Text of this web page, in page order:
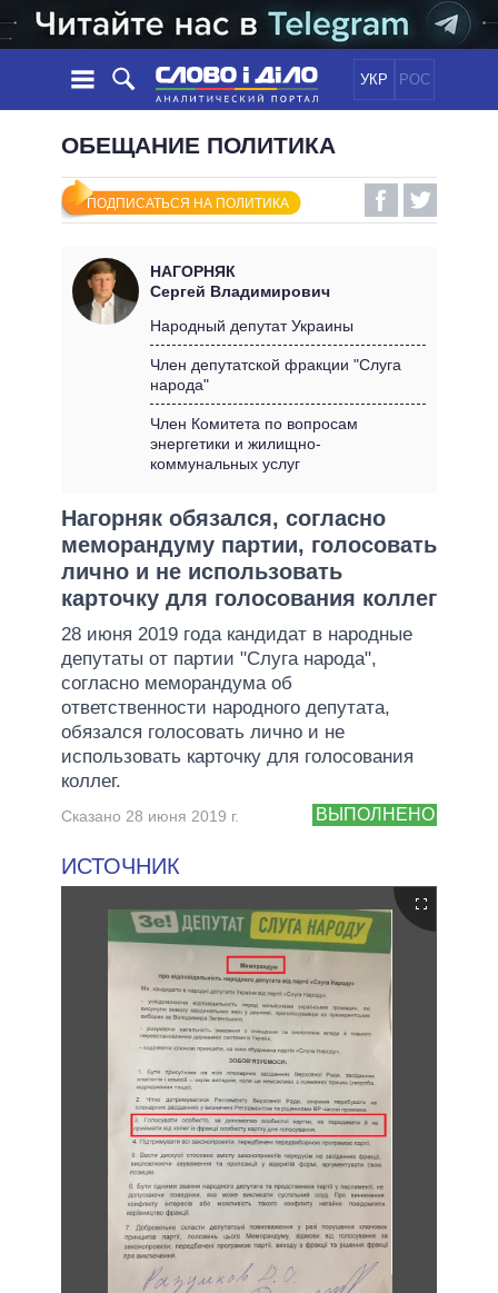
УКР РОС
НОВОСТИ
ЛЕНТА
СОБЫТИЯ
СТАТЬИ
МНЕНИЯ
ОБЗОРЫ
ДАЙДЖЕСТЫ
ПОЛИТИКА
ЭКОНОМИКА
МИР
ОБЕЩАНИЯ
ВСЕ ПОЛИТИКИ
ПРЕЗИДЕНТ И ОФИС
КАБИНЕТ МИНИСТРОВ
ГЛАВЫ ОБЛАДМИНИСТРАЦИЙ
ИНФОГРАФИКА
ВИДЕО
ПОДДЕРЖАТЬ
СРАВНЕНИЕ ПОЛИТИКОВ
ОБЕЩАНИЕ ПОЛИТИКА
ПОДПИСАТЬСЯ НА ПОЛИТИКА
НАГОРНЯК
Сергей Владимирович
Народный депутат Украины
Член депутатской фракции "Слуга
народа"
Член Комитета по вопросам
энергетики и жилищно-
коммунальных услуг
Нагорняк обязался, согласно
меморандуму партии, голосовать
лично и не использовать
карточку для голосования коллег
28 июня 2019 года кандидат в народные
депутаты от партии "Слуга народа",
согласно меморандума об
ответственности народного депутата,
обязался голосовать лично и не
использовать карточку для голосования
коллег.
ВЫПОЛНЕНО
Сказано 28 июня 2019 г.
ИСТОЧНИК